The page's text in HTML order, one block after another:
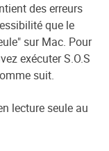
des erreurs
que le
sur Mac. Pour
exécuter S.O.S
suit.
lecture seule au